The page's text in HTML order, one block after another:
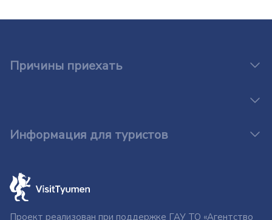
Причины приехать
Информация для туристов
Проект реализован при поддержке ГАУ ТО «Агентство